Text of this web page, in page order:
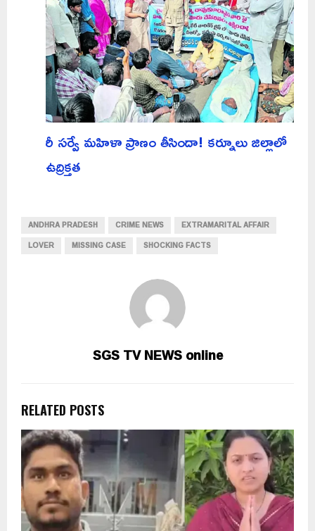
రీ సర్వే మహిళా ప్రాణం తీసిందా! కర్నూలు జిల్లాలో
ఉద్రిక్తత
ANDHRA PRADESH CRIME NEWS
EXTRAMARITAL AFFAIR
LOVER
MISSING CASE SHOCKING FACTS
SGS TV NEWS online
RELATED POSTS